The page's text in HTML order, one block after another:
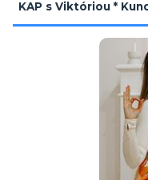
KAP s Viktóriou *